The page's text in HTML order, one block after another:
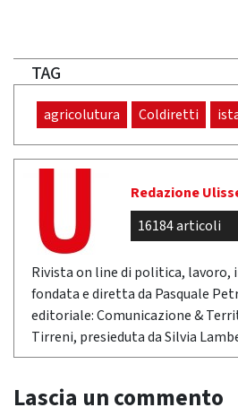
TAG
agricolutura Coldiretti
Redazione
16184 articoli
Rivista on line di politica, lavoro,
fondata e diretta da Pasquale
editoriale: Comunicazione &
Tirreni, presieduta da Silvia
Lascia un commento